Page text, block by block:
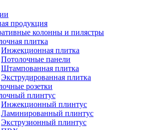
продукция
колонны и пилястры
плитка
Инжекционная плитка
Потолочные панели
Штампованная плитка
Экструдированная плитка
розетки
плинтус
Инжекционный плинтус
Ламинированный плинтус
Экструзионный плинтус